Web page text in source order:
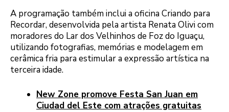
A programação também inclui a oficina Criando para
Recordar, desenvolvida pela artista Renata Olivi com
moradores do Lar dos Velhinhos de Foz do Iguaçu,
utilizando fotografias, memórias e modelagem em
cerâmica fria para estimular a expressão artística na
terceira idade.
New Zone promove Festa San Juan em
Ciudad del Este com atrações gratuitas